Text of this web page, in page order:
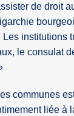
de droit
Les institutions
le consulat
communes
liée à